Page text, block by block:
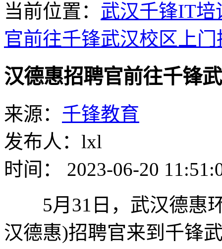
当前位置： 武汉千锋IT培
官前往千锋武汉校区上
汉德惠招聘官前往千锋
来源： 千锋教育
发布人：lxl
时间： 2023-06-20
5月31日，武汉德惠环
汉德惠)招聘官来到千锋